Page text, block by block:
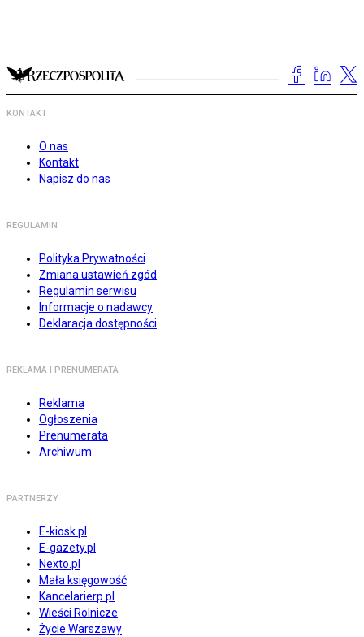
KONTAKT
O nas
Kontakt
Napisz do nas
REGULAMIN
Polityka Prywatności
Zmiana ustawień zgód
Regulamin serwisu
Informacje o nadawcy
Deklaracja dostępności
REKLAMA I PRENUMERATA
Reklama
Ogłoszenia
Prenumerata
Archiwum
PARTNERZY
E-kiosk.pl
E-gazety.pl
Nexto.pl
Mała księgowość
Kancelarierp.pl
Wieści Rolnicze
Życie Warszawy